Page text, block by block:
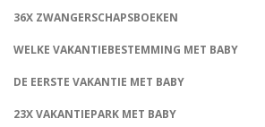
36X ZWANGERSCHAPSBOEKEN
WELKE VAKANTIEBESTEMMING MET BABY
DE EERSTE VAKANTIE MET BABY
23X VAKANTIEPARK MET BABY